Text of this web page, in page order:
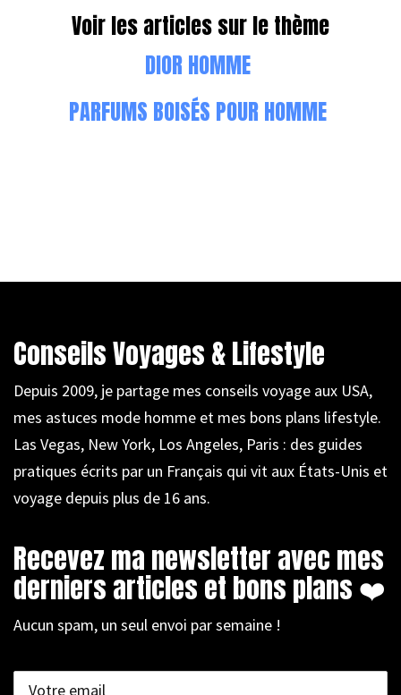
Voir les articles sur le thème
DIOR HOMME
PARFUMS BOISÉS POUR HOMME
Conseils Voyages & Lifestyle
Depuis 2009, je partage mes conseils voyage aux USA,
mes astuces mode homme et mes bons plans lifestyle.
Las Vegas, New York, Los Angeles, Paris : des guides
pratiques écrits par un Français qui vit aux États-Unis et
voyage depuis plus de 16 ans.
Recevez ma newsletter avec mes
derniers articles et bons plans ❤️
Aucun spam, un seul envoi par semaine !